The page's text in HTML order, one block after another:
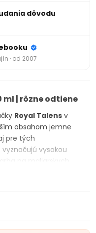
dôvodu
· od 2007
| rôzne odtiene
Royal Talens v
obsahom jemne
pre tých
vysokou
na maliarskych
rokoch. Dajú sa
a kvalitu. Farby majú 4
až 120 odtieňov.